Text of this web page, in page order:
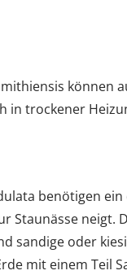
können
in trockener
benötigen
Staunässe neigt.
sandige oder
mit einem Teil